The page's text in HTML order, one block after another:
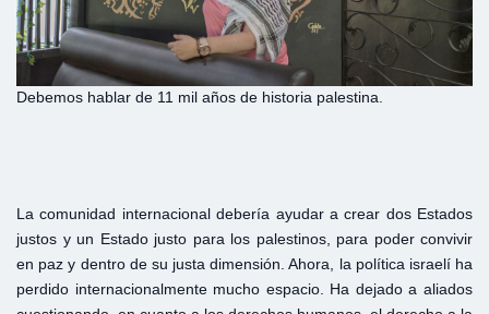
Debemos hablar de 11 mil años de historia palestina.
La comunidad internacional debería ayudar a crear dos Estados
justos y un Estado justo para los palestinos, para poder convivir
en paz y dentro de su justa dimensión. Ahora, la política israelí ha
perdido internacionalmente mucho espacio. Ha dejado a aliados